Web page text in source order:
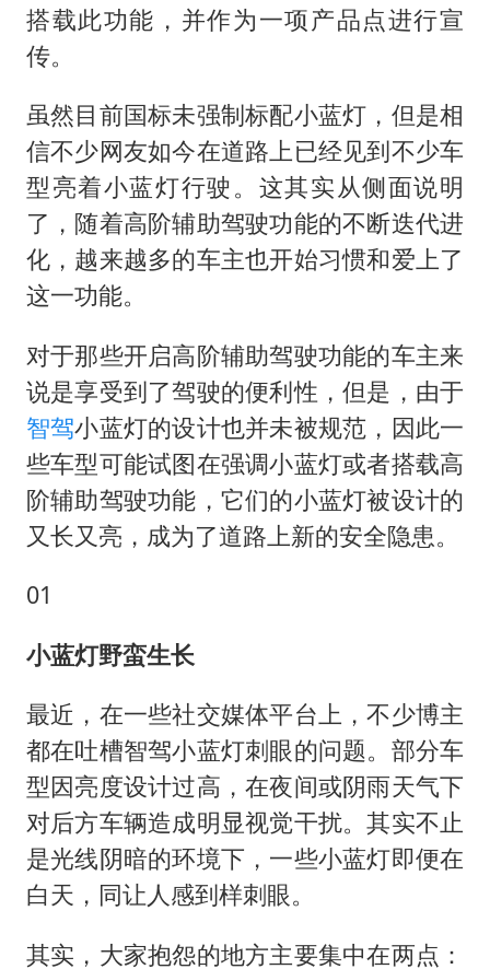
搭载此功能，并作为一项产品点进行宣
传。
虽然目前国标未强制标配小蓝灯，但是相
信不少网友如今在道路上已经见到不少车
型亮着小蓝灯行驶。这其实从侧面说明
了，随着高阶辅助驾驶功能的不断迭代进
化，越来越多的车主也开始习惯和爱上了
这一功能。
对于那些开启高阶辅助驾驶功能的车主来
说是享受到了驾驶的便利性，但是，由于
智驾小蓝灯的设计也并未被规范，因此一
些车型可能试图在强调小蓝灯或者搭载高
阶辅助驾驶功能，它们的小蓝灯被设计的
又长又亮，成为了道路上新的安全隐患。‌‌
01
小蓝灯野蛮生长
最近，在一些社交媒体平台上，不少博主
都在吐槽智驾小蓝灯刺眼的问题。部分车
型因亮度设计过高，在夜间或阴雨天气下
对后方车辆造成明显视觉干扰。其实不止
是光线阴暗的环境下，一些小蓝灯即便在
白天，同让人感到样刺眼。
其实，大家抱怨的地方主要集中在两点：